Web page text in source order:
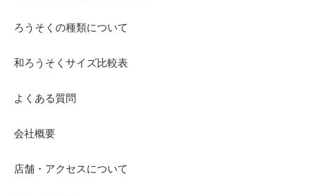
ろうそくの種類について
和ろうそくサイズ比較表
よくある質問
会社概要
店舗・アクセスについて